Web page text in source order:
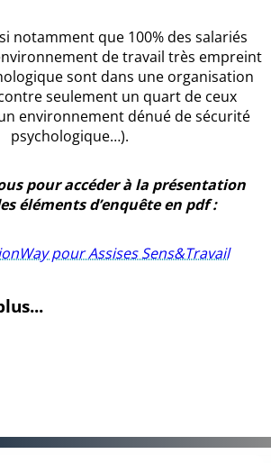
notamment que 100% des salariés
de travail très empreint
sont dans une organisation
seulement un quart de ceux
environnement dénué de sécurité
psychologique…).
pour accéder à la présentation
éléments d’enquête en pdf :
pour Assises Sens&Travail